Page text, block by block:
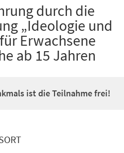
durch die
„Ideologie und
Erwachsene
ab 15 Jahren
ist die Teilnahme frei!